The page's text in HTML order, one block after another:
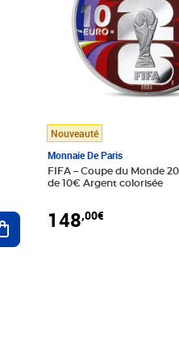
Ajouter au panier
Nouveauté
Monnaie De Paris
FIFA – Coupe du Monde
de 10€ Argent colorisée
148,00€